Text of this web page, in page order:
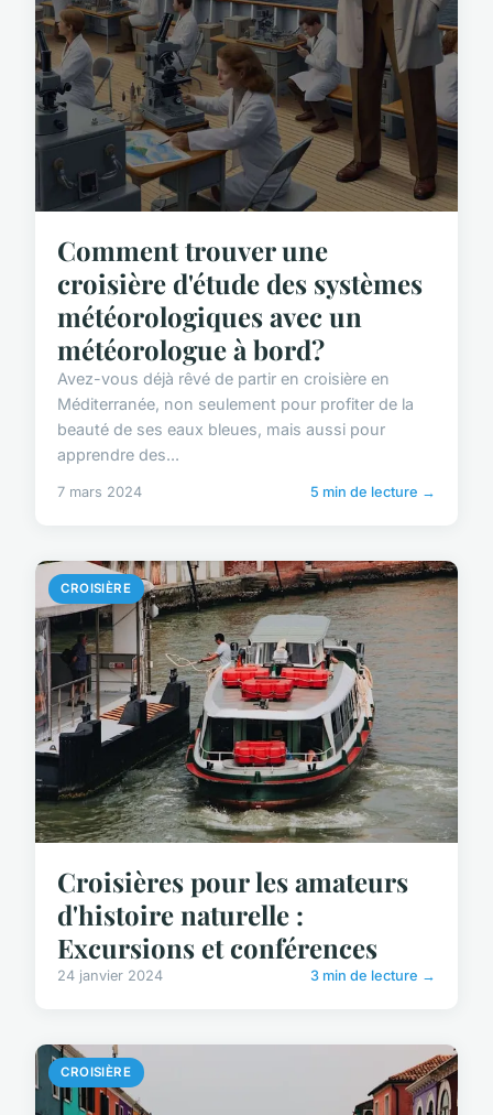
Comment trouver une
croisière d'étude des systèmes
météorologiques avec un
météorologue à bord?
Avez-vous déjà rêvé de partir en croisière en
Méditerranée, non seulement pour profiter de la
beauté de ses eaux bleues, mais aussi pour
apprendre des...
7 mars 2024 5 min de lecture →
CROISIÈRE
Croisières pour les amateurs
d'histoire naturelle :
Excursions et conférences
24 janvier 2024 3 min de lecture →
CROISIÈRE